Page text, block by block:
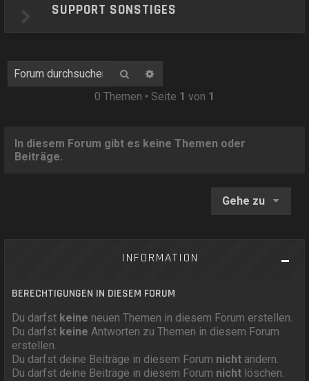
SUPPORT SONSTIGES
Suche
0 Themen • Seite 1 von 1
In diesem Forum gibt es keine Themen oder
Beiträge.
Gehe zu
INFORMATION
BERECHTIGUNGEN IN DIESEM FORUM
Du darfst keine neuen Themen in diesem Forum erstellen.
Du darfst keine Antworten zu Themen in diesem Forum
erstellen.
Du darfst deine Beiträge in diesem Forum nicht ändern.
Du darfst deine Beiträge in diesem Forum nicht löschen.